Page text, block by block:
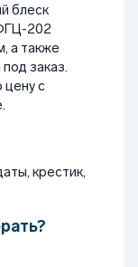
блеск
202
а также
заказ.
цену с
крестик,